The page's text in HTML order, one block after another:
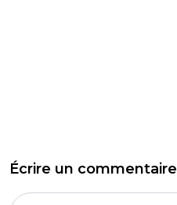
Écrire un commentaire